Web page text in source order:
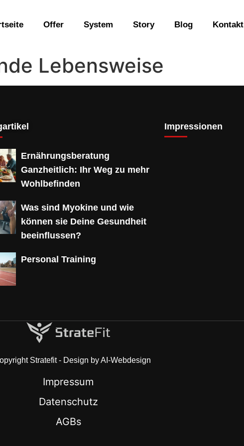
Offer System Story Blog Kontakt
Lebensweise
Ernährungsberatung
Ganzheitlich: Ihr Weg zu mehr
Wohlbefinden
Was sind Myokine und wie
können sie Deine Gesundheit
beeinflussen?
Personal Training
Impressionen
Stratefit - Design by AI-Webdesign
Impressum
Datenschutz
AGBs